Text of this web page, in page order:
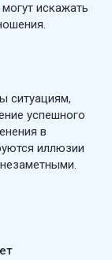
искажать
ситуациям,
успешного
в
иллюзии